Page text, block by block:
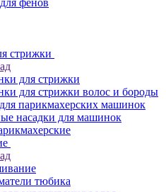
фенов
стрижки
для стрижки
для стрижки волос и бороды
парикмахерских машинок
насадки для машинок
тюбика